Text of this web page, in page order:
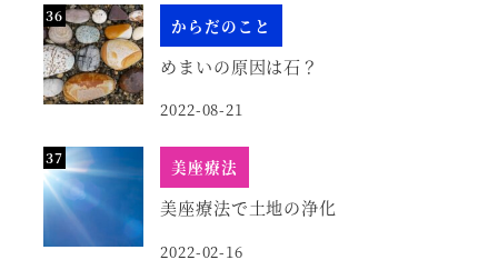
からだのこと
めまいの原因は石？
2022-08-21
美座療法
美座療法で土地の浄化
2022-02-16